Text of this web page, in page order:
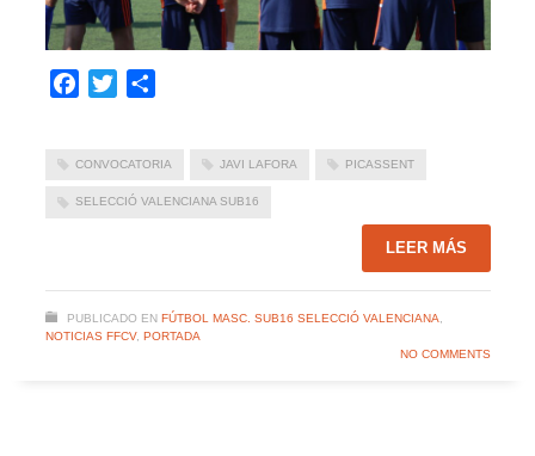
Facebook
Twitter
CONVOCATORIA JAVI LAFORA PICASSENT
SELECCIÓ VALENCIANA SUB16
LEER MÁS
PUBLICADO EN FÚTBOL MASC. SUB16 SELECCIÓ VALENCIANA
NOTICIAS FFCV, PORTADA
NO COMMENTS